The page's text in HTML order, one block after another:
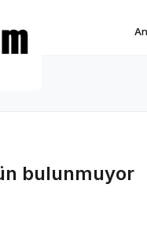
bulunmuyor